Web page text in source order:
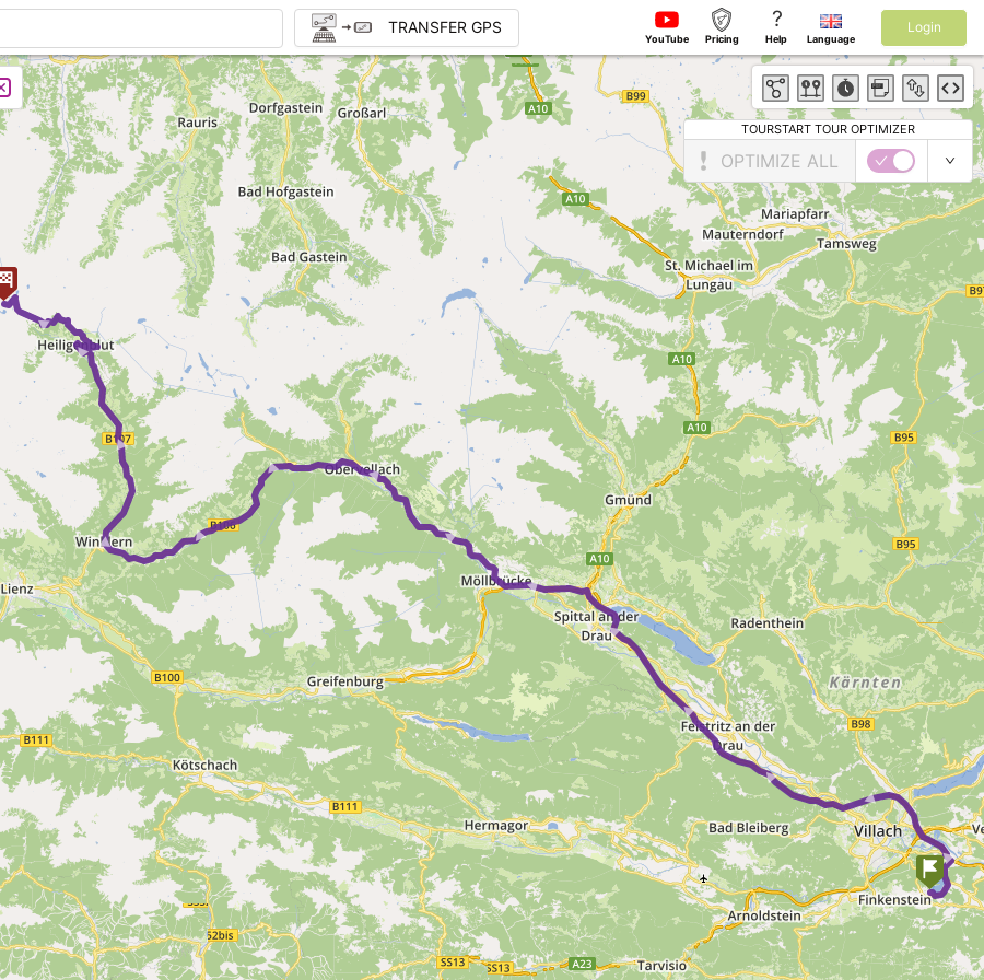
► ► ► ► ► ► ► ► ► ► ► ► ► ►
TRANSFER GPS
YouTube Pricing
?
Help Language
Login
TOURSTART TOUR OPTIMIZER
OPTIMIZE ALL